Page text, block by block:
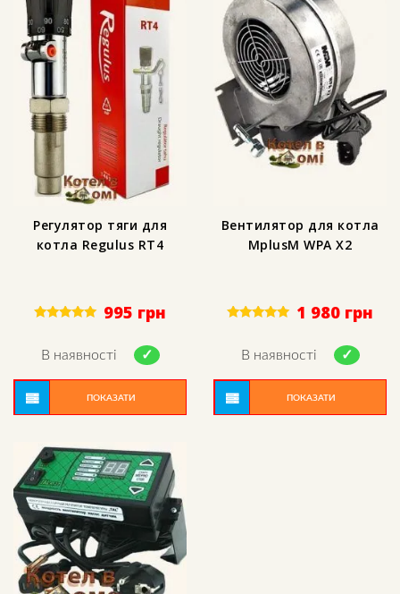
Регулятор тяги для
котла Regulus RT4
out of 5
995 грн
В наявності
ПОКАЗАТИ
Вентилятор для котла
MplusM WPA X2
out of 5
1 980 грн
В наявності
ПОКАЗАТИ